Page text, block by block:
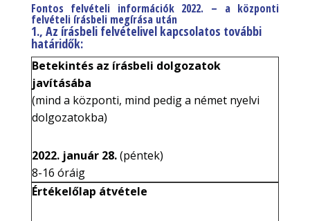
Fontos felvételi információk 2022. – a központi
felvételi írásbeli megírása után
1., Az írásbeli felvételivel kapcsolatos további
határidők:
Betekintés az írásbeli dolgozatok
javításába
(mind a központi, mind pedig a német nyelvi
dolgozatokba)
2022. január 28.(péntek)
8-16 óráig
Értékelőlap átvétele